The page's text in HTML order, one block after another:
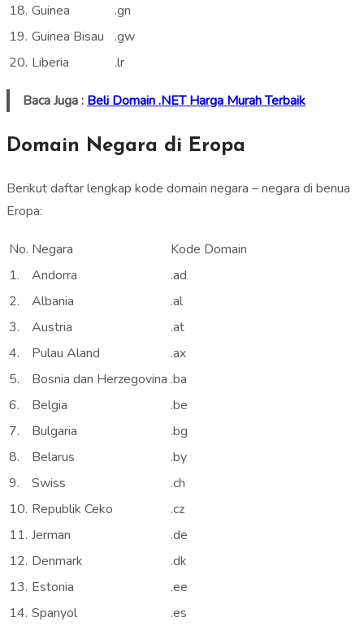
18. Guinea
.gn
19. Guinea Bisau
.gw
20. Liberia .lr
Baca Juga : Beli Domain .NET Harga Murah Terbaik
Domain Negara di Eropa
Berikut daftar lengkap kode domain negara – negara di benua
Eropa:
No. Negara
Kode Domain
1.
Andorra
.ad
2.
Albania
.al
3.
Austria
.at
4.
Pulau Aland
.ax
5.
Bosnia dan Herzegovina .ba
6.
Belgia
.be
7.
Bulgaria
.bg
8.
Belarus
.by
9.
Swiss
.ch
10. Republik Ceko
.cz
11. Jerman
.de
12. Denmark
.dk
13. Estonia
.ee
14. Spanyol .es